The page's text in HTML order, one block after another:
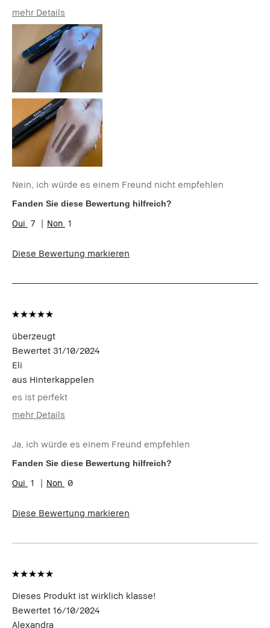
mehr Details
Wie alt bist du?
25-34
Hauttyp
Normal
Hautton
Hell - Mittel
Produktvorteile
Nein, ich würde es einem Freund nicht empfehlen
Fanden Sie diese Bewertung hilfreich?
7 1
Diese Bewertung markieren
überzeugt
Bewertet 31/10/2024
Eli
aus Hinterkappelen
es ist perfekt
mehr Details
Hauttyp
Normal
Hautton
Hell - Mittel
Hautbedürfnis(se)
Ja, ich würde es einem Freund empfehlen
Fanden Sie diese Bewertung hilfreich?
1 0
Diese Bewertung markieren
Dieses Produkt ist wirklich klasse!
Bewertet 16/10/2024
Alexandra